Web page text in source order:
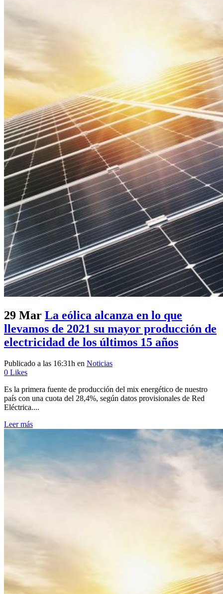
29 Mar La eólica alcanza en lo que
llevamos de 2021 su mayor producción de
electricidad de los últimos 15 años
Publicado a las 16:31h en Noticias
0 Likes
Es la primera fuente de producción del mix energético de nuestro
país con una cuota del 28,4%, según datos provisionales de Red
Eléctrica....
Leer más